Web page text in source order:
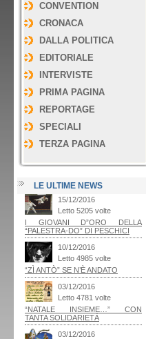
CONVENTION
CRONACA
DALLA POLITICA
EDITORIALE
INTERVISTE
PRIMA PAGINA
REPORTAGE
SPECIALI
TERZA PAGINA
LE ULTIME NEWS